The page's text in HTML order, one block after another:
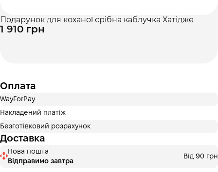
Подарунок для коханої срібна каблучка Хатідже
1 910 грн
Оплата
WayForPay
Накладений платіж
Безготівковий розрахунок
Доставка
Нова пошта
Відправимо завтра
Від 90 грн